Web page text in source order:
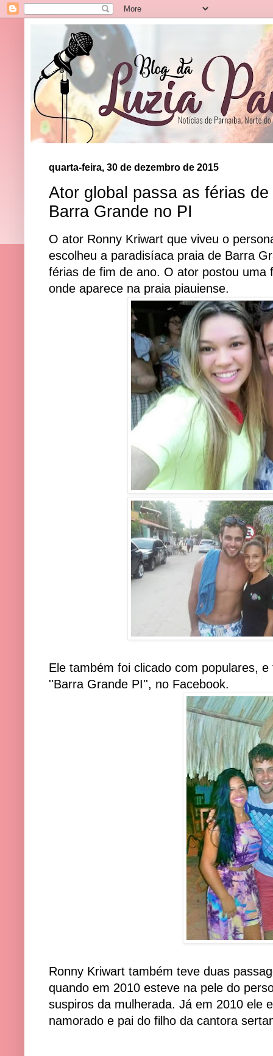
quarta-feira, 30 de dezembro de 2015
Ator global passa as férias
Barra Grande no PI
O ator Ronny Kriwart que viveu o
escolheu a paradisíaca praia de Barra
férias de fim de ano. O ator postou uma
onde aparece na praia piauiense.
Ele também foi clicado com populares,
''Barra Grande PI'', no Facebook.
Ronny Kriwart também teve duas
quando em 2010 esteve na pele do
suspiros da mulherada. Já em 2010 ele
namorado e pai do filho da cantora